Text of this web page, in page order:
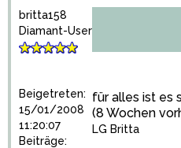
britta158
Diamant-User
Beigetreten:
15/01/2008
11:20:07
Beiträge:
für alles ist es
(8 Wochen
LG Britta